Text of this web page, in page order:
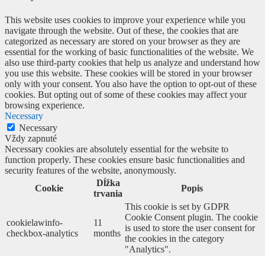
This website uses cookies to improve your experience while you
navigate through the website. Out of these, the cookies that are
categorized as necessary are stored on your browser as they are
essential for the working of basic functionalities of the website. We
also use third-party cookies that help us analyze and understand how
you use this website. These cookies will be stored in your browser
only with your consent. You also have the option to opt-out of these
cookies. But opting out of some of these cookies may affect your
browsing experience.
Necessary
Necessary
Vždy zapnuté
Necessary cookies are absolutely essential for the website to
function properly. These cookies ensure basic functionalities and
security features of the website, anonymously.
Cookie
Dĺžka
trvania
Popis
cookielawinfo-
checkbox-analytics
11
months
This cookie is set by GDPR
Cookie Consent plugin. The cookie
is used to store the user consent for
the cookies in the category
"Analytics".